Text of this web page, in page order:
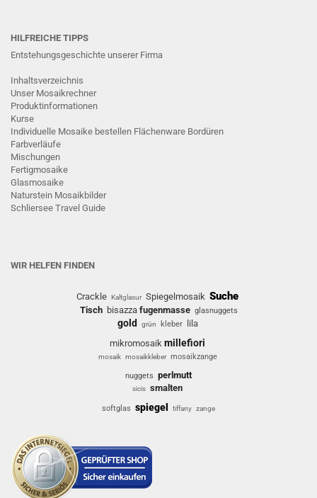
HILFREICHE TIPPS
Entstehungsgeschichte unserer Firma
Inhaltsverzeichnis
Unser Mosaikrechner
Produktinformationen
Kurse
Individuelle Mosaike bestellen Flächenware Bordüren
Farbverläufe
Mischungen
Fertigmosaike
G lasmosaike
Naturstein Mosaikbilder
Schliersee Travel Guide
WIR HELFEN FINDEN
Crackle Kaltglasur Spiegelmosaik Suche
Tisch bisazza fugenmasse glasnuggets
gold grün kleber
lila
mikromosaik millefiori
mosaik mosaikkleber mosaikzange
nuggets perlmutt
sicis smalten
softglas spiegel tiffany zange